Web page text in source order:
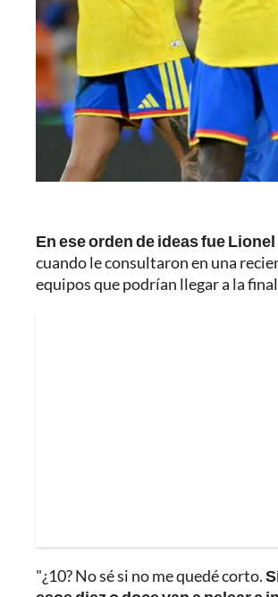
En ese orden de ideas fue
cuando le consultaron en una
equipos que podrían llegar a la
"¿10? No sé si no me quedé corto.